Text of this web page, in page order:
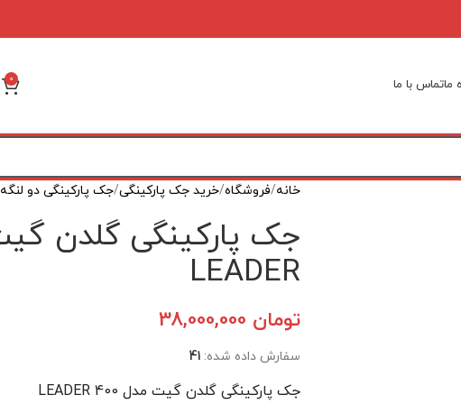
ماتماس با ما 0
خانه فروشگاه خرید جک‌ پارکینگی جک پارکینگی دو لنگه
LEADER
تومان
سفارش داده شده: 41
جک پارکینگی گلدن گیت مدل 400 LEADER